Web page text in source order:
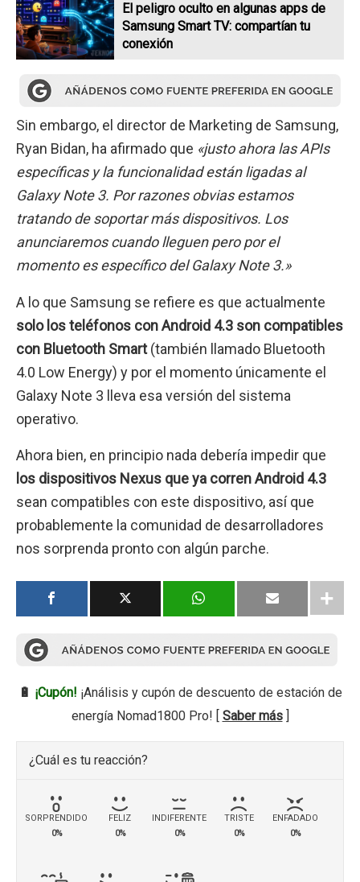
El peligro oculto en algunas apps de
Samsung Smart TV: compartían tu
conexión
Sin embargo, el director de Marketing de Samsung,
Ryan Bidan, ha afirmado que «justo ahora las APIs
específicas y la funcionalidad están ligadas al
Galaxy Note 3. Por razones obvias estamos
tratando de soportar más dispositivos. Los
anunciaremos cuando lleguen pero por el
momento es específico del Galaxy Note 3.»
A lo que Samsung se refiere es que actualmente
solo los teléfonos con Android 4.3 son compatibles
con Bluetooth Smart(también llamado Bluetooth
4.0 Low Energy) y por el momento únicamente el
Galaxy Note 3 lleva esa versión del sistema
operativo.
Ahora bien, en principio nada debería impedir que
los dispositivos Nexus que ya corren Android 4.3
sean compatibles con este dispositivo, así que
probablemente la comunidad de desarrolladores
nos sorprenda pronto con algún parche.
🔋 ¡Cupón! ¡Análisis y cupón de descuento de estación de
energía Nomad1800 Pro! [ Saber más]
¿Cuál es tu reacción?
SORPRENDIDO
0%
FELIZ
0%
INDIFERENTE
0%
TRISTE
0%
ENFADADO
0%